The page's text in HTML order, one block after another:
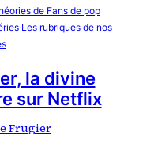
de Fans de pop
Les rubriques de nos
la divine
sur Netflix
Frugier